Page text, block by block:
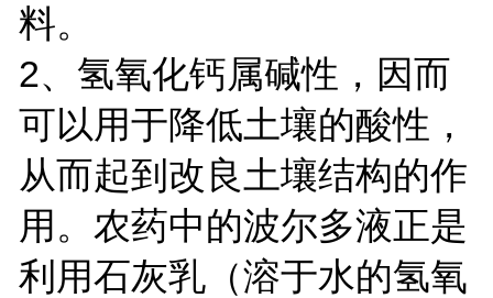
料。
2、氢氧化钙属碱性，因而
可以用于降低土壤的酸性，
从而起到改良土壤结构的作
用。农药中的波尔多液正是
利用石灰乳（溶于水的氢氧